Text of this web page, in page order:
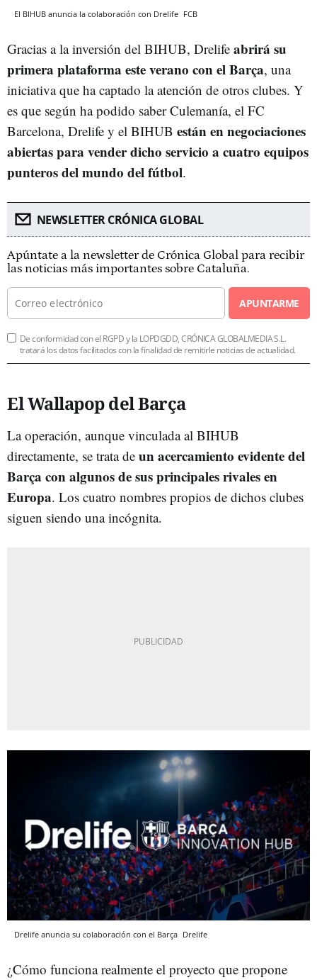
El BIHUB anuncia la colaboración con Drelife FCB
Gracias a la inversión del BIHUB, Drelife abrirá su
primera plataforma este verano con el Barça, una
iniciativa que ha captado la atención de otros clubes. Y
es que según ha podido saber Culemanía, el FC
Barcelona, Drelife y el BIHUB están en negociaciones
abiertas para vender dicho servicio a cuatro equipos
punteros del mundo del fútbol.
NEWSLETTER CRÓNICA GLOBAL
Apúntate a la newsletter de Crónica Global para recibir
las noticias más importantes sobre Cataluña.
APUNTARME
De conformidad con el RGPD y la LOPDGDD, CRÓNICA GLOBALMEDIA S.L.
tratará los datos facilitados con la finalidad de remitirle noticias de actualidad.
El Wallapop del Barça
La operación, aunque vinculada al BIHUB
directamente, se trata de un acercamiento evidente del
Barça con algunos de sus principales rivales en
Europa. Los cuatro nombres propios de dichos clubes
siguen siendo una incógnita.
Drelife anuncia su colaboración con el Barça Drelife
¿Cómo funciona realmente el proyecto que propone